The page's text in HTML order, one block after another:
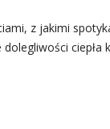
z jakimi
ciepła